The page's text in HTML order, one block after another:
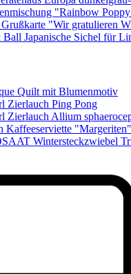
"Rainbow
"Wir gratulieren
Japanische Sichel für
Quilt mit Blumenmotiv
Zierlauch Ping Pong
Zierlauch Allium
Kaffeeserviette "Margeriten"
Wintersteckzwiebel